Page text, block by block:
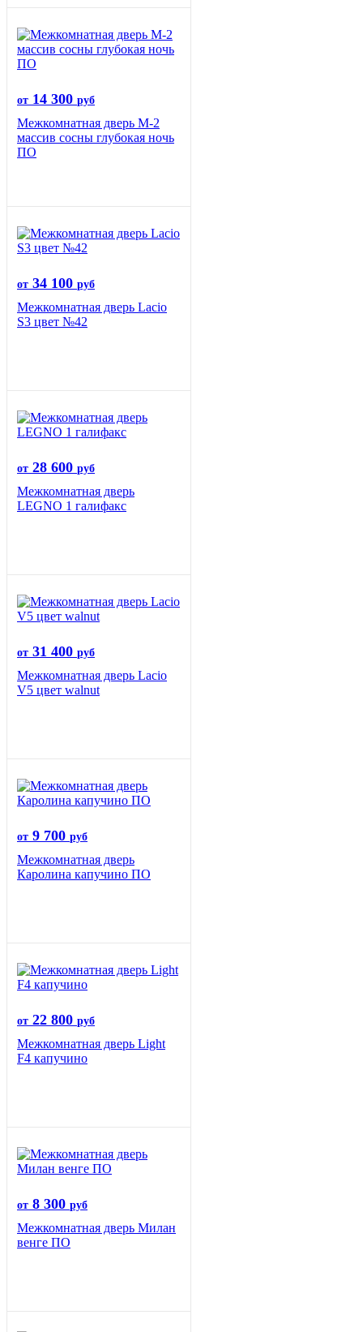
от 14 300 руб
Межкомнатная дверь М-2
массив сосны глубокая ночь
ПО
от 34 100 руб
Межкомнатная дверь Lacio
S3 цвет №42
от 28 600 руб
Межкомнатная дверь
LEGNO 1 галифакс
от 31 400 руб
Межкомнатная дверь Lacio
V5 цвет walnut
от 9 700 руб
Межкомнатная дверь
Каролина капучино ПО
от 22 800 руб
Межкомнатная дверь Light
F4 капучино
от 8 300 руб
Межкомнатная дверь Милан
венге ПО